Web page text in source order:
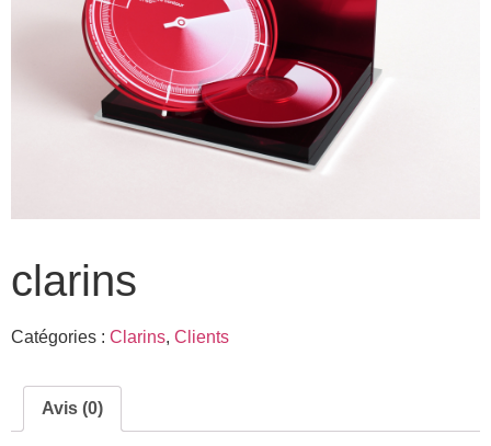
clarins
Catégories : Clarins, Clients
Avis (0)